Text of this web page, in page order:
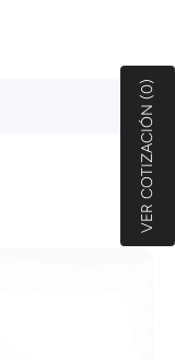
VER COTIZACIÓN (0)